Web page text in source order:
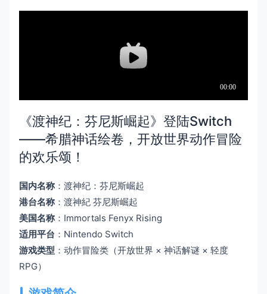
《渡神纪：芬尼斯崛起》登陆Switch
——希腊神话绘卷，开放世界动作冒险
的欢乐颂！
国内名称：渡神纪：芬尼斯崛起
港台名称：渡神紀 芬尼斯崛起
美国名称：Immortals Fenyx Rising
适用平台 ：Nintendo Switch
游戏类型 ：动作冒险类（开放世界 × 神话解谜 × 轻度
RPG）